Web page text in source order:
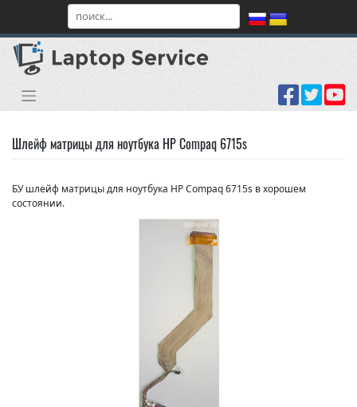
content
Шлейф матрицы для ноутбука HP Compaq 6715s
БУ шлейф матрицы для ноутбука HP Compaq 6715s в хорошем
состоянии.